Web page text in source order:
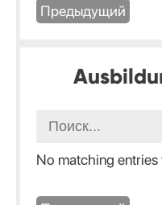
Предыдущий
No matching entries